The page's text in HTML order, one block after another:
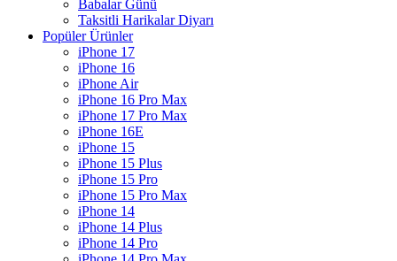
Babalar Günü
Taksitli Harikalar Diyarı
Popüler Ürünler
iPhone 17
iPhone 16
iPhone Air
iPhone 16 Pro Max
iPhone 17 Pro Max
iPhone 16E
iPhone 15
iPhone 15 Plus
iPhone 15 Pro
iPhone 15 Pro Max
iPhone 14
iPhone 14 Plus
iPhone 14 Pro